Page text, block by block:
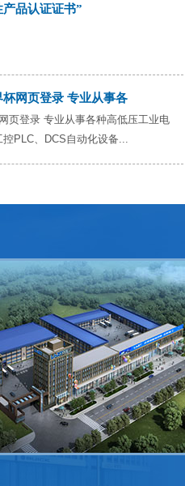
品认证证书”
网页登录 专业从事各
页登录 专业从事各种高低压工业电
PLC、DCS自动化设备...